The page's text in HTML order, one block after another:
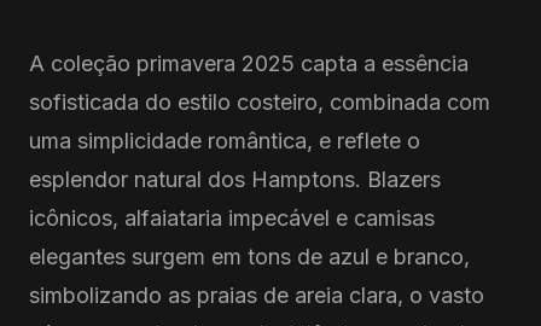
A coleção primavera 2025 capta a essência
sofisticada do estilo costeiro, combinada com
uma simplicidade romântica, e reflete o
esplendor natural dos Hamptons. Blazers
icônicos, alfaiataria impecável e camisas
elegantes surgem em tons de azul e branco,
simbolizando as praias de areia clara, o vasto